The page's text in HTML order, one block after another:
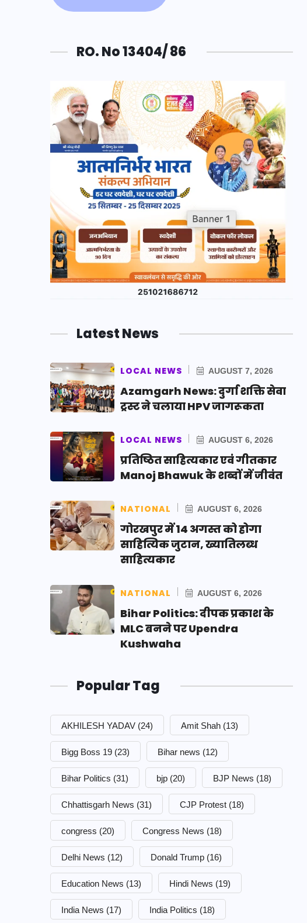
RO. No 13404/ 86
Latest News
LOCAL NEWS AUGUST 7, 2026
Azamgarh News: दुर्गा शक्ति सेवा
ट्रस्ट ने चलाया HPV जागरूकता
LOCAL NEWS AUGUST 6, 2026
प्रतिष्ठित साहित्यकार एवं गीतकार
Manoj Bhawuk के शब्दों में जीवंत
NATIONAL AUGUST 6, 2026
गोरखपुर में 14 अगस्त को होगा
साहित्यिक जुटान, ख्यातिलब्ध
साहित्यकार
NATIONAL AUGUST 6, 2026
Bihar Politics: दीपक प्रकाश के
MLC बनने पर Upendra
Kushwaha
Popular Tag
AKHILESH YADAV (24) Amit Shah (13)
Bigg Boss 19 (23) Bihar news (12)
Bihar Politics (31) bjp (20) BJP News (18)
Chhattisgarh News (31) CJP Protest (18)
congress (20) Congress News (18)
Delhi News (12) Donald Trump (16)
Education News (13) Hindi News (19)
India News (17) India Politics (18)